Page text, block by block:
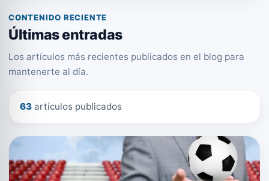
CONTENIDO RECIENTE
Últimas entradas
Los artículos más recientes publicados en el blog para
mantenerte al día.
63 artículos publicados